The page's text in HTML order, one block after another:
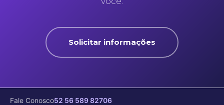
Solicitar informações
Fale Conosco52 56 589 82706